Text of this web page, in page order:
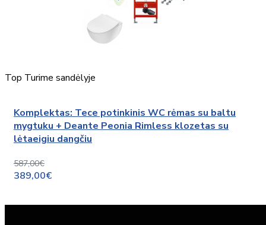
Top Turime sandėlyje
Komplektas: Tece potinkinis WC rėmas su baltu
mygtuku + Deante Peonia Rimless klozetas su
lėtaeigiu dangčiu
587,00€
389,00€